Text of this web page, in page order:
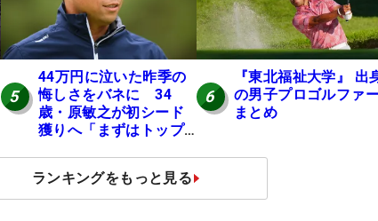
5
44万円に泣いた昨季の
悔しさをバネに 34
歳・原敏之が初シード
獲りへ「まずはトップ
6
『東北福祉大学』 出
の男子プロゴルファ
まとめ
ランキングをもっと見る